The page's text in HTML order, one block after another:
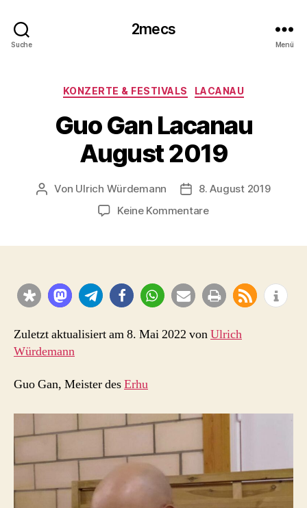
Suche
2mecs
Menü
Kategorien
KONZERTE & FESTIVALS LACANAU
Guo Gan Lacanau
August 2019
Beitragsautor
Von Ulrich Würdemann Beitragsdatum
8. August 2019
Keine Kommentarezu
2019
Zuletzt aktualisiert am 8. Mai 2022 vonUlrich
Würdemann
Guo Gan, Meister desErhu